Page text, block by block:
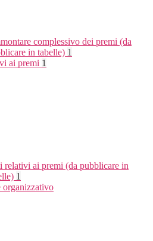
complessivo dei premi (da
in tabelle) 1
ai premi 1
relativi ai premi (da pubblicare in
1
organizzativo